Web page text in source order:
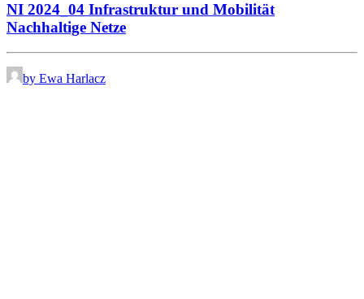
NI 2024_04 Infrastruktur und Mobilität
Nachhaltige Netze
by Ewa Harlacz